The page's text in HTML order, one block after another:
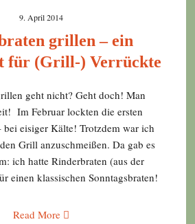
9. April 2014
grillen – ein
für (Grill-) Verrückte
geht nicht? Geht doch! Man
Im Februar lockten die ersten
bei eisiger Kälte! Trotzdem war ich
Grill anzuschmeißen. Da gab es
ich hatte Rinderbraten (aus der
einen klassischen Sonntagsbraten!
Read More